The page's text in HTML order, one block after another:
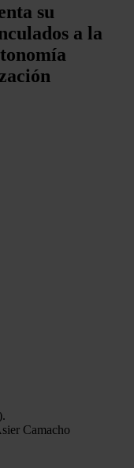
su
a la
Camacho